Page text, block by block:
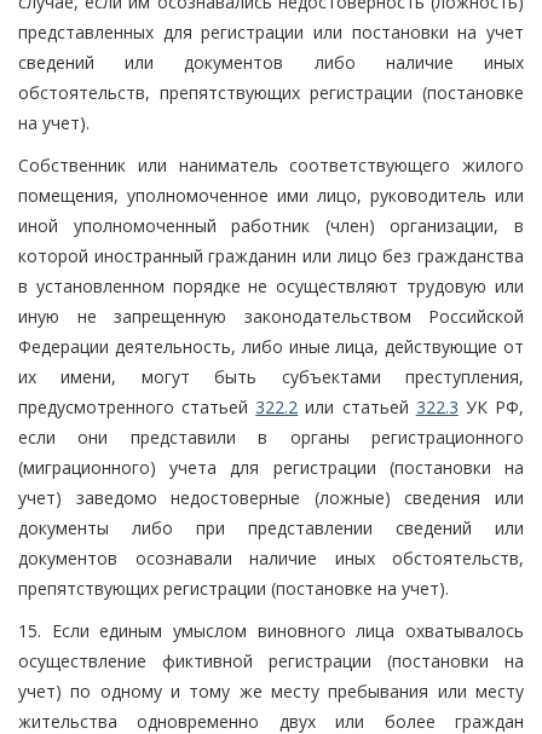
представленных для регистрации или постановки на учет
сведений или документов либо наличие иных
обстоятельств, препятствующих регистрации (постановке
на учет).
Собственник или наниматель соответствующего жилого
помещения, уполномоченное ими лицо, руководитель или
иной уполномоченный работник (член) организации, в
которой иностранный гражданин или лицо без гражданства
в установленном порядке не осуществляют трудовую или
иную не запрещенную законодательством Российской
Федерации деятельность, либо иные лица, действующие от
их имени, могут быть субъектами преступления,
предусмотренного статьей322.2 или статьей 322.3 УК РФ,
если они представили в органы регистрационного
(миграционного) учета для регистрации (постановки на
учет) заведомо недостоверные (ложные) сведения или
документы либо при представлении сведений или
документов осознавали наличие иных обстоятельств,
препятствующих регистрации (постановке на учет).
15. Если единым умыслом виновного лица охватывалось
осуществление фиктивной регистрации (постановки на
учет) по одному и тому же месту пребывания или месту
жительства одновременно двух или более граждан